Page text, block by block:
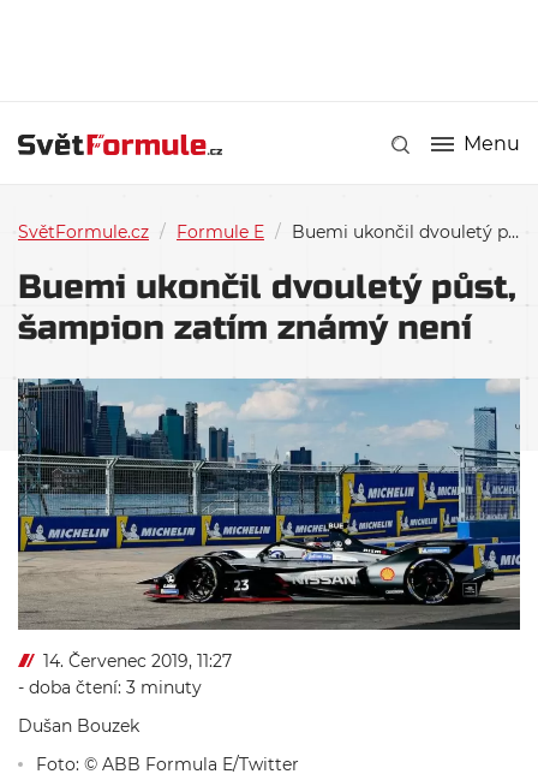
Menu
SvětFormule.cz / Formule E / Buemi ukončil dvouletý půst, šampion zatím známý není
Buemi ukončil dvouletý půst,
šampion zatím známý není
14. Červenec 2019, 11:27
- doba čtení: 3 minuty
Dušan Bouzek
Foto: © ABB Formula E/Twitter